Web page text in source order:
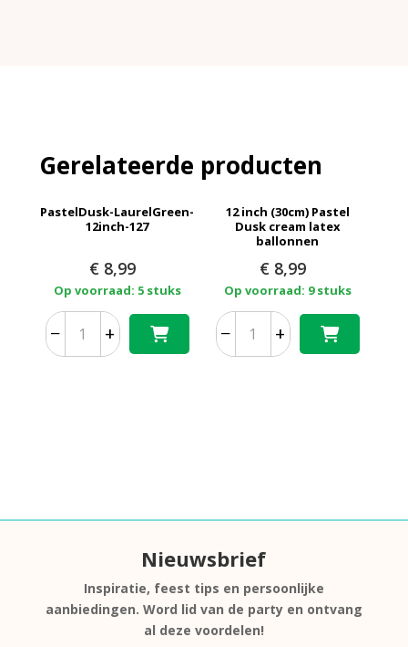
Gerelateerde producten
PastelDusk-LaurelGreen-
12inch-127
€ 8,99
Op voorraad: 5 stuks
− +
12 inch (30cm) Pastel
Dusk cream latex
ballonnen
€ 8,99
Op voorraad: 9 stuks
− +
Nieuwsbrief
Inspiratie, feest tips en persoonlijke
aanbiedingen. Word lid van de party en ontvang
al deze voordelen!